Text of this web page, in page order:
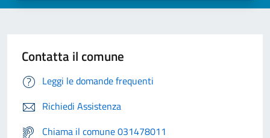
Contatta il comune
Leggi le domande frequenti
Richiedi Assistenza
Chiama il comune 031478011